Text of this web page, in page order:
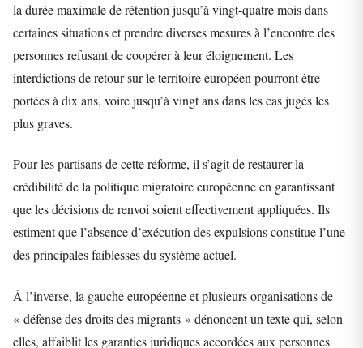
la durée maximale de rétention jusqu’à vingt-quatre mois dans
certaines situations et prendre diverses mesures à l’encontre des
personnes refusant de coopérer à leur éloignement. Les
interdictions de retour sur le territoire européen pourront être
portées à dix ans, voire jusqu’à vingt ans dans les cas jugés les
plus graves.
Pour les partisans de cette réforme, il s’agit de restaurer la
crédibilité de la politique migratoire européenne en garantissant
que les décisions de renvoi soient effectivement appliquées. Ils
estiment que l’absence d’exécution des expulsions constitue l’une
des principales faiblesses du système actuel.
À l’inverse, la gauche européenne et plusieurs organisations de
« défense des droits des migrants » dénoncent un texte qui, selon
elles, affaiblit les garanties juridiques accordées aux personnes